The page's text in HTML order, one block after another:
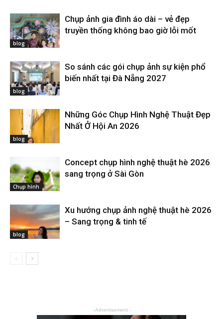
blog
Chụp ảnh gia đình áo dài – vẻ đẹp
truyền thống không bao giờ lỗi mốt
blog
So sánh các gói chụp ảnh sự kiện phổ
biến nhất tại Đà Nẵng 2027
blog
Những Góc Chụp Hình Nghệ Thuật Đẹp
Nhất Ở Hội An 2026
Chụp hình
Concept chụp hình nghệ thuật hè 2026
sang trọng ở Sài Gòn
blog
Xu hướng chụp ảnh nghệ thuật hè 2026
– Sang trọng & tinh tế
- Advertisement -